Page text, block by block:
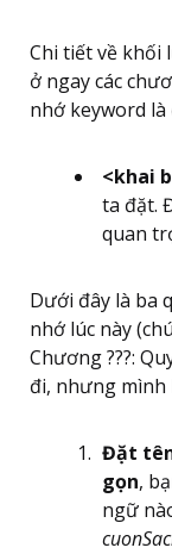
Chi tiết về khối
ở ngay các
nhớ keyword là
<khai
ta đặt.
quan
Dưới đây là ba
nhớ lúc này
Chương ???:
đi, nhưng mình
Đặt
gọn,
ngữ